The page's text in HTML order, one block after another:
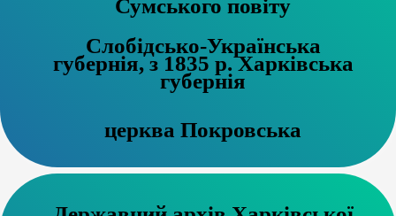
Сумського повіту
Слобідсько-Українська
губернія, з 1835 р. Харківська
губернія
церква Покровська